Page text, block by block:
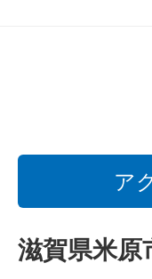
ア
滋賀県米原